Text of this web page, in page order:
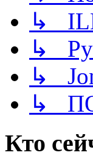
↳
↳
↳
↳
Кто